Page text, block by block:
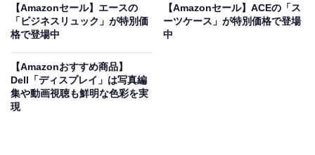
ビット軸径は6mm・8mmに対応し、幅広い作業が可
能。握り部にスイッチを配置し、片手でスムーズにオ
スイッチで不意な機体の作動を防止
蓄電池とブラシレスモーター搭載により、
ハイスピード切削
【Amazonセール】エースの
「ビジネスリュック」が特別価
格で登場中
【Amazonセール】ACEの「ス
ーツケース」が特別価格で登場
中
【Amazonおすすめ商品】
Dell「ディスプレイ」は写真編
集や動画視聴も鮮明な色彩を実
現